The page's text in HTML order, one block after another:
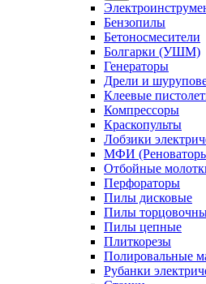
Бензопилы
Бетоносмесители
Болгарки (УШМ)
Генераторы
Дрели и
Клеевые
Компрессоры
Краскопульты
Лобзики
МФИ
Отбойные
Перфораторы
Пилы дисковые
Пилы
Пилы цепные
Плиткорезы
Полировальные
Рубанки